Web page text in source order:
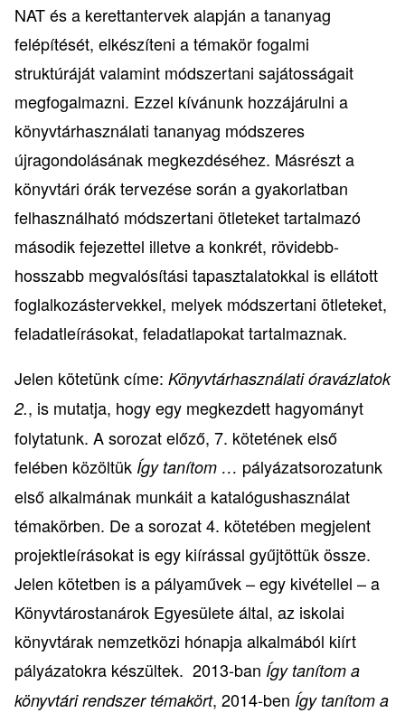
NAT és a kerettantervek alapján a tananyag
felépítését, elkészíteni a témakör fogalmi
struktúráját valamint módszertani sajátosságait
megfogalmazni. Ezzel kívánunk hozzájárulni a
könyvtárhasználati tananyag módszeres
újragondolásának megkezdéséhez. Másrészt a
könyvtári órák tervezése során a gyakorlatban
felhasználható módszertani ötleteket tartalmazó
második fejezettel illetve a konkrét, rövidebb-
hosszabb megvalósítási tapasztalatokkal is ellátott
foglalkozástervekkel, melyek módszertani ötleteket,
feladatleírásokat, feladatlapokat tartalmaznak.
Jelen kötetünk címe: Könyvtárhasználati óravázlatok
2., is mutatja, hogy egy megkezdett hagyományt
folytatunk. A sorozat előző, 7. kötetének első
felében közöltük Így tanítom … pályázatsorozatunk
első alkalmának munkáit a katalógushasználat
témakörben. De a sorozat 4. kötetében megjelent
projektleírásokat is egy kiírással gyűjtöttük össze.
Jelen kötetben is a pályaművek – egy kivétellel – a
Könyvtárostanárok Egyesülete által, az iskolai
könyvtárak nemzetközi hónapja alkalmából kiírt
pályázatokra készültek. 2013-ban Így tanítom a
könyvtári rendszer témakört, 2014-ben Így tanítom a